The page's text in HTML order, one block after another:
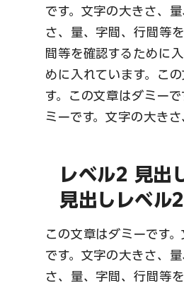
です。文字の大きさ、
さ、量、字間、行間等
間等を確認するために
めに入れています。こ
す。この文章はダミー
ミーです。文字の大き
レベル2 見出
見出しレベル
この文章はダミーです
です。文字の大きさ、
さ、量、字間、行間等